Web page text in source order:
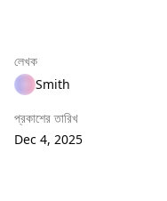
লেখক
Smith
প্রকাশের তারিখ
Dec 4, 2025